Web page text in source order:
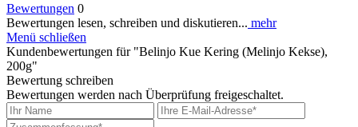
Bewertungen 0
Bewertungen lesen, schreiben und diskutieren... mehr
Menü schließen
Kundenbewertungen für "Belinjo Kue Kering (Melinjo Kekse),
200g"
Bewertung schreiben
Bewertungen werden nach Überprüfung freigeschaltet.